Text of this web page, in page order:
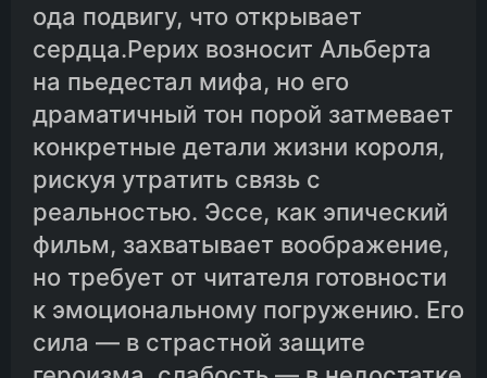
ода подвигу, что открывает
сердца.Рерих возносит Альберта
на пьедестал мифа, но его
драматичный тон порой затмевает
конкретные детали жизни короля,
рискуя утратить связь с
реальностью. Эссе, как эпический
фильм, захватывает воображение,
но требует от читателя готовности
к эмоциональному погружению. Его
сила — в страстной защите